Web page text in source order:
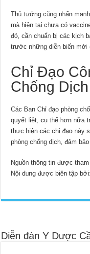
Thủ tướng cũng nhấn
mà hiện tại chưa có
đó, cần chuẩn bị các kịch
trước những diễn biến mới
Chỉ Đạo
Chống Dịch
Các Ban Chỉ đạo phòng
quyết liệt, cụ thể hơn nữa
thực hiện các chỉ đạo này
phòng chống dịch, đảm
Nguồn thông tin được
Nội dung được biên tập
Diễn đàn Y Dược